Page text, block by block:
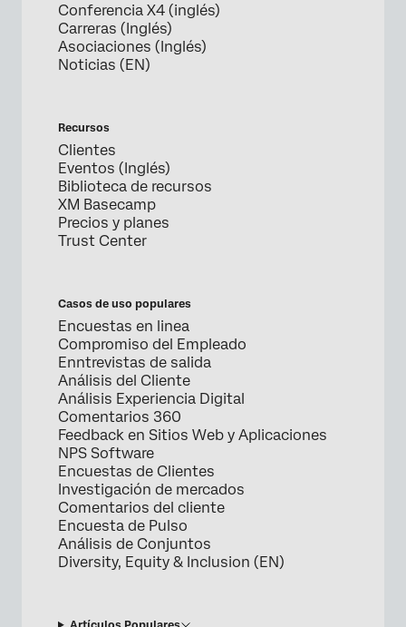
Conferencia X4 (inglés)
Carreras (Inglés)
Asociaciones (Inglés)
Noticias (EN)
Recursos
Clientes
Eventos (Inglés)
Biblioteca de recursos
XM Basecamp
Precios y planes
Trust Center
Casos de uso populares
Encuestas en linea
Compromiso del Empleado
Enntrevistas de salida
Análisis del Cliente
Análisis Experiencia Digital
Comentarios 360
Feedback en Sitios Web y Aplicaciones
NPS Software
Encuestas de Clientes
Investigación de mercados
Comentarios del cliente
Encuesta de Pulso
Análisis de Conjuntos
Diversity, Equity & Inclusion (EN)